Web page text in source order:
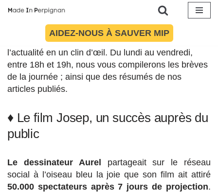
contenu
AIDEZ-NOUS À SAUVER MIP
Chaque soir, Made In Perpignan propose désormais
son format « Zapping »à ceux désireux de balayer
l’actualité en un clin d’œil. Du lundi au vendredi,
entre 18h et 19h, nous vous compilerons les brèves
de la journée ; ainsi que des résumés de nos
articles publiés.
♦ Le film Josep, un succès auprès du
public
Le dessinateur Aurel partageait sur le réseau
social à l’oiseau bleu la joie que son film ait attiré
50.000 spectateurs après 7 jours de projection.